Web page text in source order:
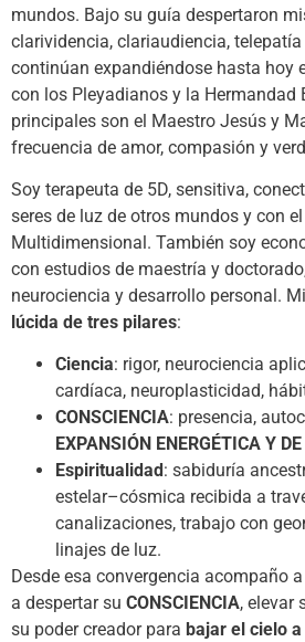
mundos. Bajo su guía despertaron
clarividencia, clariaudiencia,
continúan expandiéndose hasta hoy
con los Pleyadianos y la Hermandad
principales son el Maestro Jesús y
frecuencia de amor, compasión y
Soy terapeuta de 5D, sensitiva,
seres de luz de otros mundos y con
Multidimensional. También soy
con estudios de maestría y
neurociencia y desarrollo personal.
lúcida de tres pilares:
Ciencia: rigor, neurociencia
cardíaca, neuroplasticidad,
CONSCIENCIA: presencia,
EXPANSIÓN ENERGÉTICA Y
Espiritualidad : sabiduría
estelar–cósmica recibida a
canalizaciones, trabajo con
linajes de luz.
Desde esa convergencia acompaño
a despertar su CONSCIENCIA, elevar
su poder creador para bajar el cielo